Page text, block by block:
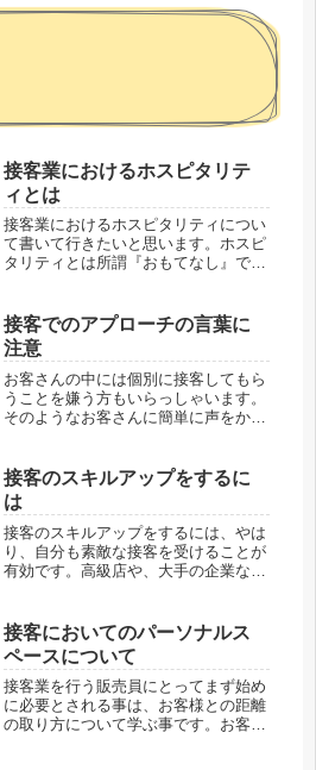
接客業におけるホスピタリテ
ィとは
接客業におけるホスピタリティについ
て書いて行きたいと思います。ホスピ
タリティとは所謂『おもてなし』で
た外国人が語っています。先日東京が
オリンピックの開催地に選ばれました
が、...
接客でのアプローチの言葉に
注意
お客さんの中には個別に接客してもら
うことを嫌う方もいらっしゃいます。
そのようなお客さんに簡単に声をかけ
快感すら感じてしまうかもしれませ
ん。だからといって声をかけられるの
を待...
接客のスキルアップをするに
は
接客のスキルアップをするには、やは
り、自分も素敵な接客を受けることが
有効です。高級店や、大手の企業など
らよいのか、どのようなお辞儀の仕方
をすれば良いのか、どのような笑顔を
作...
接客においてのパーソナルス
ペースについて
接客業を行う販売員にとってまず始め
に必要とされる事は、お客様との距離
の取り方について学ぶ事です。お客様